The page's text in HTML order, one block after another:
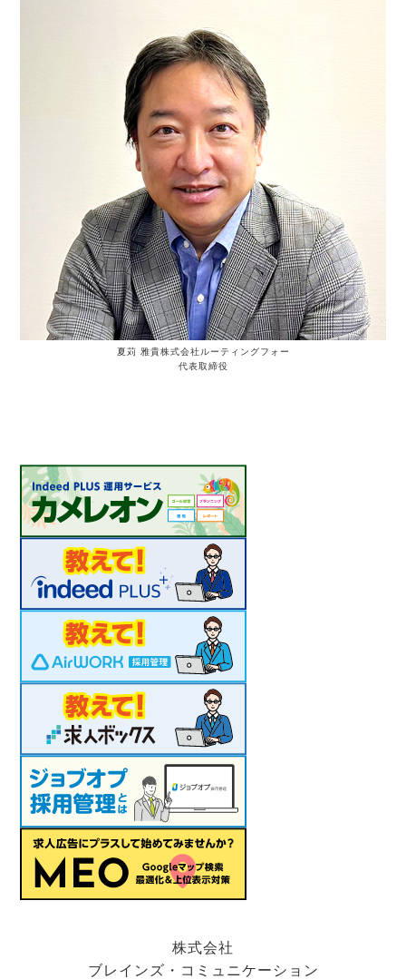
夏苅 雅貴株式会社ルーティングフォー
代表取締役
株式会社
ブレインズ・コミュニケーション